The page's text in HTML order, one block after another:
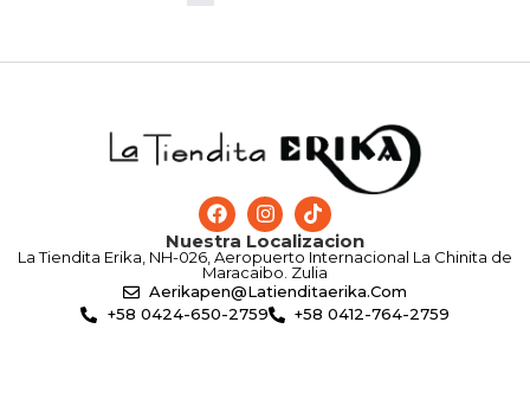
Nuestra Localizacion
La Tiendita Erika, NH-026, Aeropuerto Internacional La Chinita de
Maracaibo. Zulia
Aerikapen@latienditaerika.com
+58 0424-650-2759
+58 0412-764-2759